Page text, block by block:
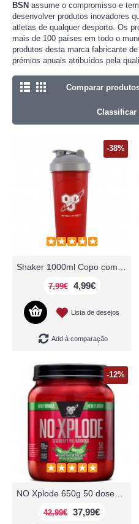
BSN assume o compromisso e
desenvolver produtos inovadores
atletas de qualquer desporto. Os
mais de 100 países em todo o
produtos desta marca fabricante
prémios anuais atribuídos pela
Comparar
Classificar
-38%
7,99€ 4,99€
Lista de desejos
Add à comparação
-12%
42,99€ 37,99€